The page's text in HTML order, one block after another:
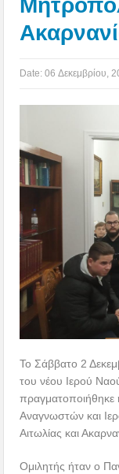
Date:06 Δεκεμβρίου,
Το Σάββατο 2
του νέου Ιερού
πραγματοποιήθηκε
Αναγνωστών και
Αιτωλίας και
Ομιλητής ήταν ο